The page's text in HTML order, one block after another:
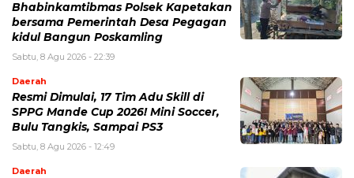
Bhabinkamtibmas Polsek Kapetakan
bersama Pemerintah Desa Pegagan
kidul Bangun Poskamling
Sabtu, 8 Agu 2026 - 22:39
Daerah
Resmi Dimulai, 17 Tim Adu Skill di
SPPG Mande Cup 2026! Mini Soccer,
Bulu Tangkis, Sampai PS3
Sabtu, 8 Agu 2026 - 12:49
Daerah